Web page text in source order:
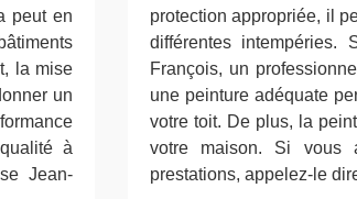
peut en
la mise
un
à
Jean-
protection appropriée, il
différentes intempéries.
François, un
une peinture adéquate
votre toit. De plus, la
votre maison. Si vous
prestations, appelez-le